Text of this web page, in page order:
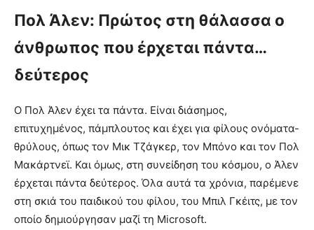
Πολ Άλεν: Πρώτος στη θάλασσα ο
άνθρωπος που έρχεται πάντα…
δεύτερος
Ο Πολ Άλεν έχει τα πάντα. Είναι διάσημος,
επιτυχημένος, πάμπλουτος και έχει για φίλους ονόματα-
θρύλους, όπως τον Μικ Τζάγκερ, τον Μπόνο και τον Πολ
Μακάρτνεϊ. Και όμως, στη συνείδηση του κόσμου, ο Άλεν
έρχεται πάντα δεύτερος. Όλα αυτά τα χρόνια, παρέμενε
στη σκιά του παιδικού του φίλου, του Μπιλ Γκέιτς, με τον
οποίο δημιούργησαν μαζί τη Microsoft.